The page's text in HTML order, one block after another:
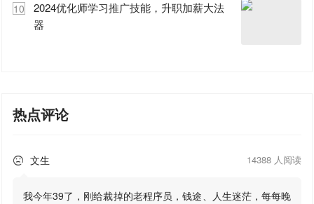
10
2024优化师学习推广技能，升职加薪大法
器
热点评论
 文生 14388 人阅读
我今年39了，刚给裁掉的老程序员，钱途、人生迷茫，每每晚